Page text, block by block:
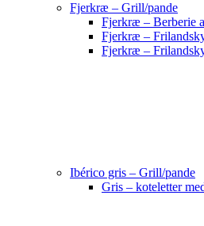
Fjerkræ – Grill/pande
Fjerkræ – Berberie
Fjerkræ –
Fjerkræ –
Ibérico gris – Grill/pande
Gris – koteletter